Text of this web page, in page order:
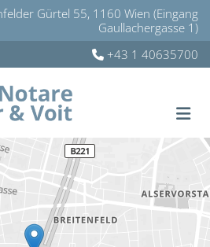
Gürtel 55, 1160 Wien (Eingang
Gaullachergasse 1)
 +43 1 40635700